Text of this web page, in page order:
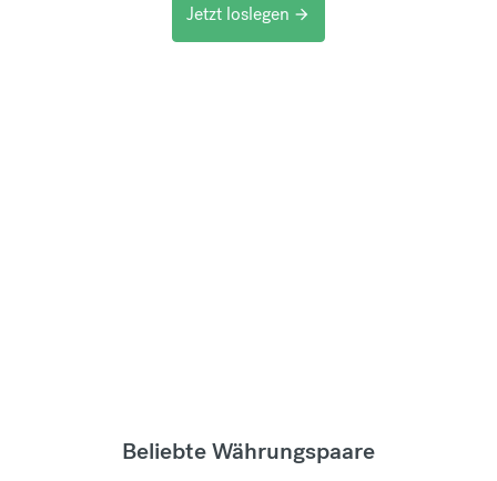
Jetzt loslegen arrow_forward
Beliebte Währungspaare